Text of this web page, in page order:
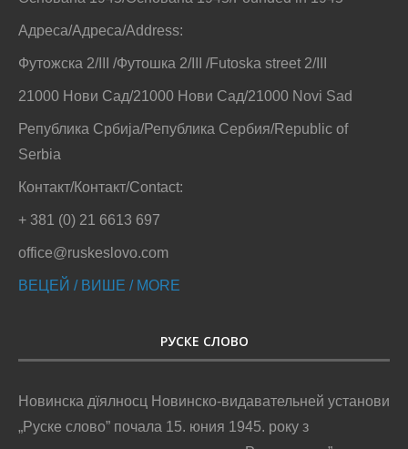
Адреса/Адреса/Address:
Футожска 2/III /Футошка 2/III /Futoska street 2/III
21000 Нови Сад/21000 Нови Сад/21000 Novi Sad
Република Србија/Република Сербия/Republic of
Serbia
Контакт/Контакт/Contact:
+ 381 (0) 21 6613 697
office@ruskeslovo.com
ВЕЦЕЙ / ВИШЕ / MORE
РУСКЕ СЛОВО
Новинска дїялносц Новинско-видавательней установи
„Руске слово” почала 15. юния 1945. року з